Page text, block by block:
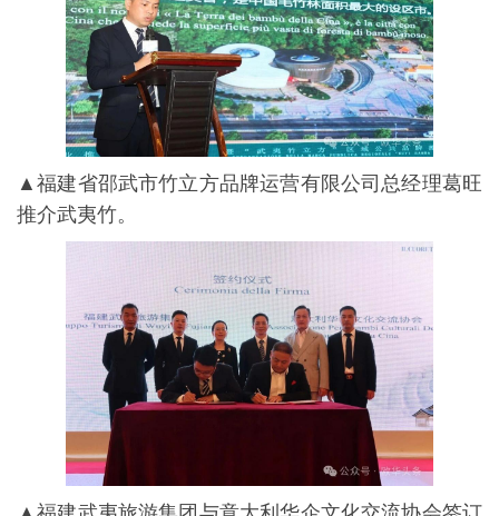
▲福建省邵武市竹立方品牌运营有限公司总经理葛旺
推介武夷竹。